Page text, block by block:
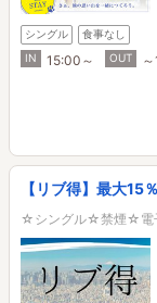
シングル
食事なし
IN
15:00～ OUT
【リブ得】最大15
☆シングル☆禁煙☆電